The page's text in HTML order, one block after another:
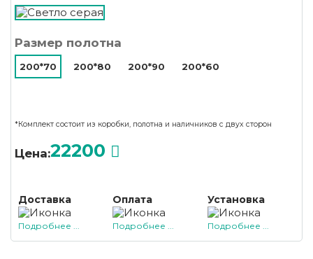
Размер полотна
200*70 200*80 200*90 200*60
*Комплект состоит из коробки, полотна и наличников с двух сторон
Цена:22200
Доставка
Подробнее ...
Оплата
Подробнее ...
Установка
Подробнее ...